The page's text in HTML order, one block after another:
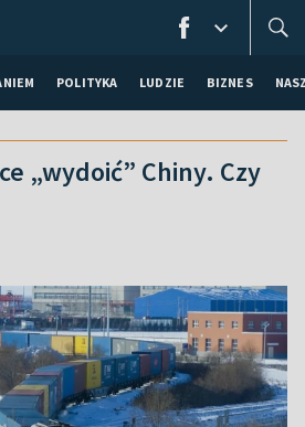
POLITYKA LUDZIE BIZNES
„wydoić” Chiny. Czy